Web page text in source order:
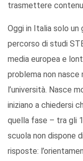
trasmettere
Oggi in Italia solo un
percorso di studi
media europea e
problema non
l’università. Nasce
iniziano a chiedersi
quella fase – tra gli
scuola non dispone
risposte: